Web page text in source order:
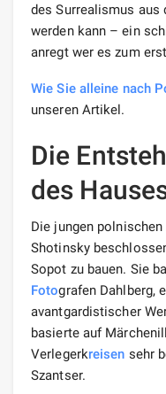
des Surrealismus aus
werden kann – ein
anregt wer es zum
Wie Sie alleine nach
unseren Artikel.
Die
des
Die jungen
Shotinsky
Sopot zu bauen. Sie
Fotografen Dahlberg,
avantgardistischer
basierte auf
Verlegerkreisen sehr
Szantser.